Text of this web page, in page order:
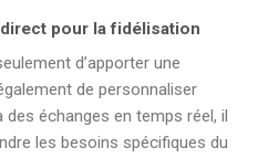
pour la fidélisation
d’apporter une
de personnaliser
des échanges en temps réel, il
les besoins spécifiques du